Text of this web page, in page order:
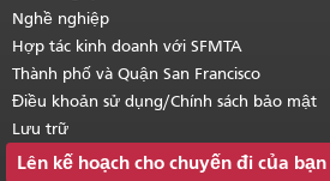
Nghề nghiệp
Hợp tác kinh doanh với SFMTA
Thành phố và Quận San Francisco
Điều khoản sử dụng/Chính sách bảo mật
Lưu trữ
Lên kế hoạch cho chuyến đi của bạn